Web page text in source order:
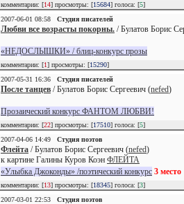
комментарии: [14] просмотры: [15684] голоса: [5]
2007-06-01 08:58
Студия писателей
Любви все возрасты покорны. / Булатов Борис
«НЕДОСЛЫШКИ» / блиц-конкурс прозы
комментарии: [1] просмотры: [15290]
2007-05-31 16:36
Студия писателей
После танцев / Булатов Борис Сергеевич (nefed)
Прозаический конкурс ФАНТОМ ЛЮБВИ!
комментарии: [22] просмотры: [17510] голоса: [5]
2007-04-06 14:49
Студия поэтов
Флейта / Булатов Борис Сергеевич (nefed)
к картине Галины Куров Коэн ФЛЕЙТА
«Улыбка Джоконды» /поэтический конкурс 3 место
комментарии: [13] просмотры: [18345] голоса: [3]
2007-03-01 22:53
Студия поэтов